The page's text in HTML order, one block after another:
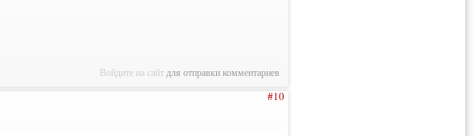
Войдите на сайт для отправки комментариев
#10